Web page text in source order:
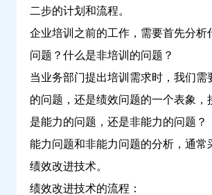
二步的计划和流程。
企业培训之前的工作，需要首先分析
问题？什么是非培训的问题？
当业务部门提出培训需求时，我们需
的问题，还是绩效问题的一个表象，
是能力的问题，还是非能力的问题？
能力问题和非能力问题的分析，通常
绩效改进技术。
绩效改进技术的流程：